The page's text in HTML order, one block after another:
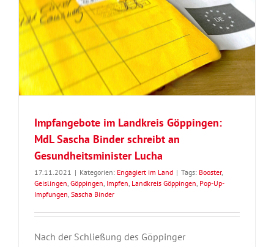
Impfangebote im Landkreis Göppingen:
MdL Sascha Binder schreibt an
Gesundheitsminister Lucha
17.11.2021 | Kategorien: Engagiert im Land | Tags: Booster,
Geislingen Göppingen Impfen Landkreis Göppingen Pop-Up-
Impfungen Sascha Binder
Nach der Schließung des Göppinger